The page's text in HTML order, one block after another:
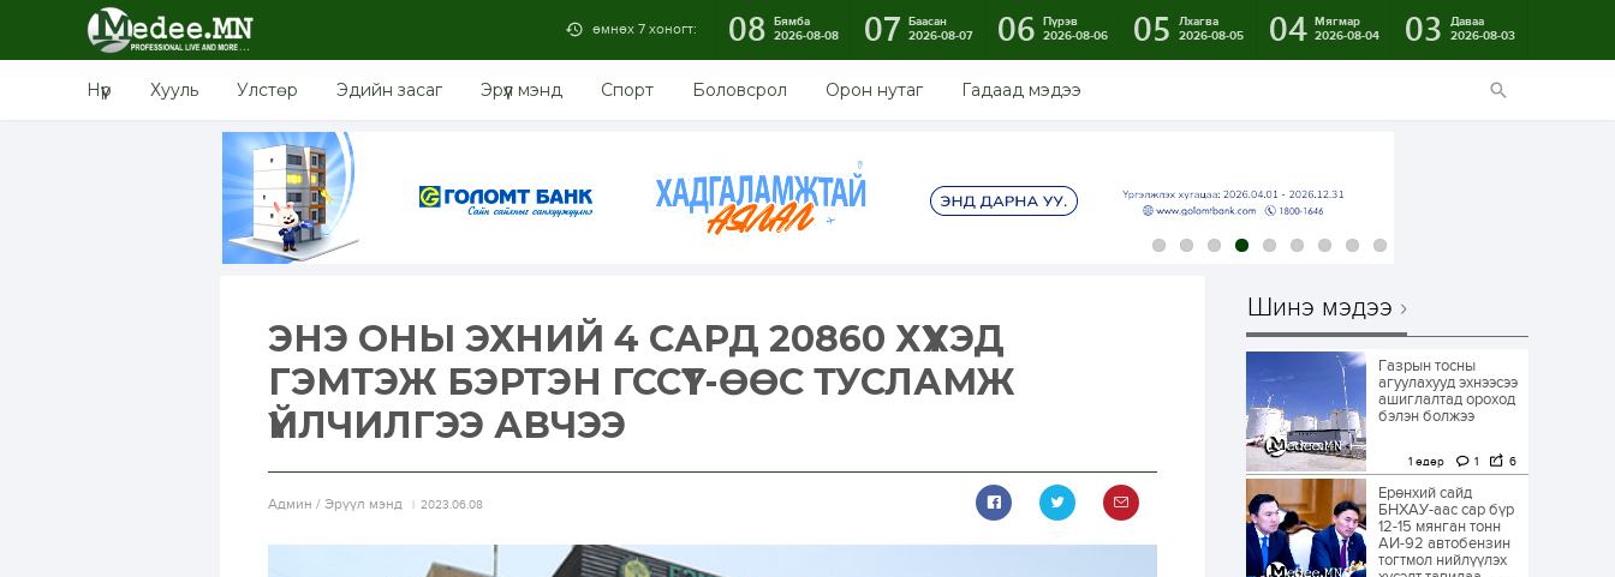
өмнөх 7 хоногт: 08 Бямба
2026-08-08
07 Баасан
2026-08-07
06 Пүрэв
2026-08-06
05
Лхагва
2026-08-05
04 Мягмар
2026-08-04
03
Даваа
2026-08-03
Нүүр Хууль Улстөр Эдийн засаг Эрүүл мэнд Спорт Боловсрол Орон нутаг Гадаад мэдээ
ЭНЭ ОНЫ ЭХНИЙ 4 САРД 20860 ХҮҮХЭД
ГЭМТЭЖ БЭРТЭН ГССҮТ-ӨӨС ТУСЛАМЖ
ҮЙЛЧИЛГЭЭ АВЧЭЭ
Aдмин / Эрүүл мэнд 2023.06.08
Шинэ мэдээ
Газрын тосны
агуулахууд эхнээсээ
ашиглалтад ороход
бэлэн болжээ
1 өдөр 1 6
Ерөнхий сайд
БНХАУ-аас сар бүр
12-15 мянган тонн
АИ-92 автобензин
тогтмол нийлүүлэх